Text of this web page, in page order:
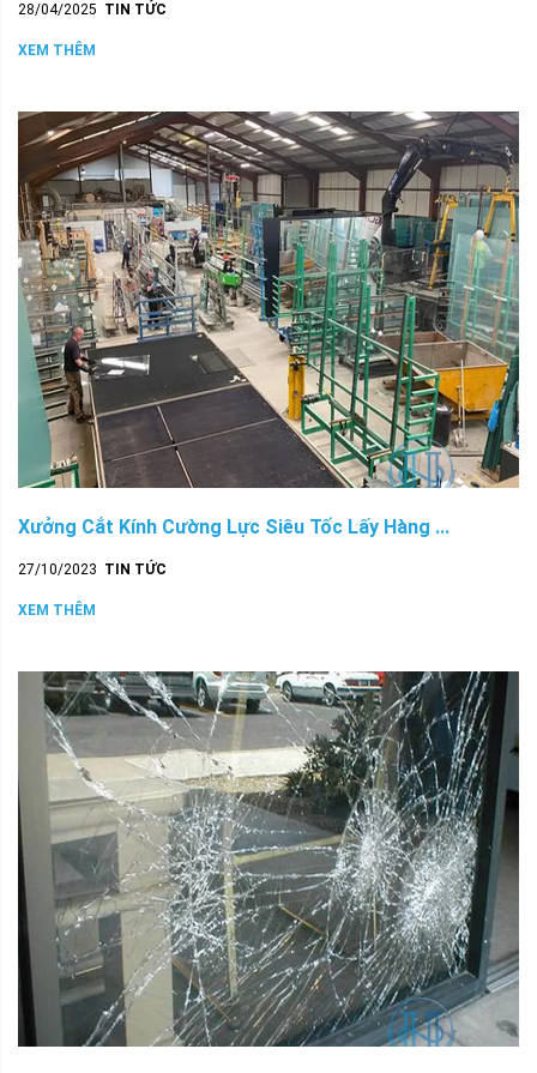
28/04/2025 TIN TỨC
XEM THÊM
Xưởng Cắt Kính Cường Lực Siêu Tốc Lấy Hàng ...
27/10/2023 TIN TỨC
XEM THÊM